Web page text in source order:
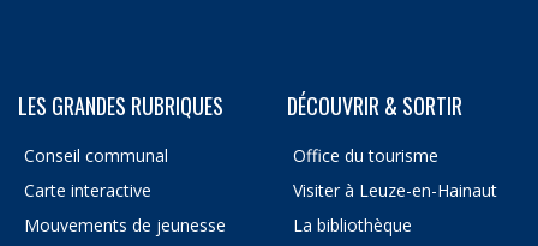
LES GRANDES RUBRIQUES
Conseil communal
Carte interactive
Mouvements de jeunesse
DÉCOUVRIR & SORTIR
Office du tourisme
Visiter à Leuze-en-Hainaut
La bibliothèque